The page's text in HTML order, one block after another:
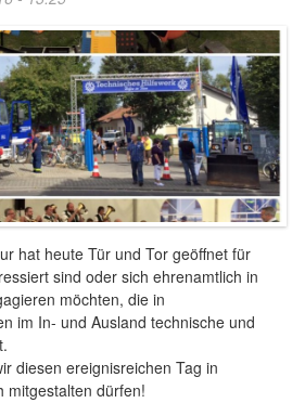
hat heute Tür und Tor geöffnet für
sind oder sich ehrenamtlich in
möchten, die in
im In- und Ausland technische und
diesen ereignisreichen Tag in
mitgestalten dürfen!